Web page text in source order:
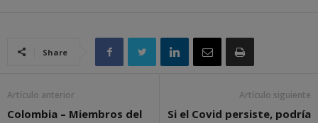
Share
Artículo anterior
Colombia – Miembros del
Artículo siguiente
Si el Covid persiste, podría